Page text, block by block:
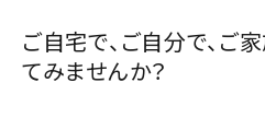
ご自宅で、ご自分で、ご
てみませんか？